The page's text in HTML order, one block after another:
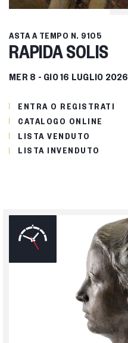
ASTA A TEMPO N. 9105
RAPIDA SOLIS
MER 8 - GIO16 LUGLIO 2026
ENTRA O REGISTRATI
CATALOGO ONLINE
LISTA VENDUTO
LISTA INVENDUTO